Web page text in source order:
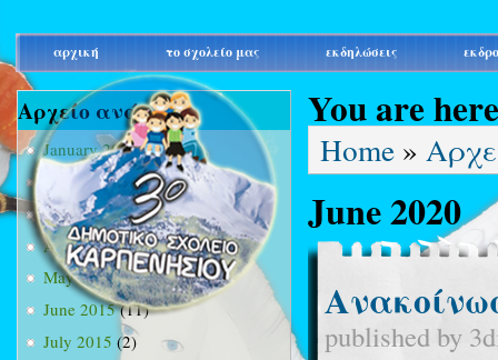
main_menu
αρχική το σχολείο μας εκδηλώσεις
Αρχείο ανά μήνα
January 2015(3)
February 2015(9)
March 2015(34)
April 2015(15)
May 2015(13)
June 2015(11)
July 2015 (2)
You are here
Home »
June 2020
published by